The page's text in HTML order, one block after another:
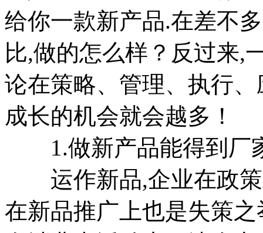
给你一款新产品.在差不
比,做的怎么样？反过来,
论在策略、管理、执行
成长的机会就会越多！
1.做新产品能得到厂
运作新品,企业在政策
在新品推广上也是失策